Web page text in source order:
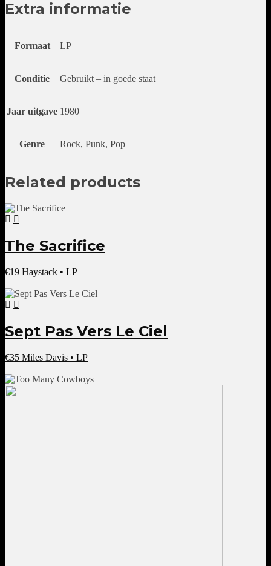
Extra informatie
Formaat LP
Conditie Gebruikt – in goede staat
Jaar uitgave 1980
Genre Rock, Punk, Pop
Related products
The Sacrifice
€19 Haystack • LP
Sept Pas Vers Le Ciel
€35 Miles Davis • LP